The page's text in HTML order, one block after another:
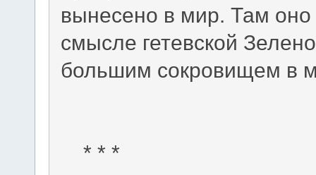
вынесено в мир. Там оно
смысле гетевской
большим сокровищем в
* * *